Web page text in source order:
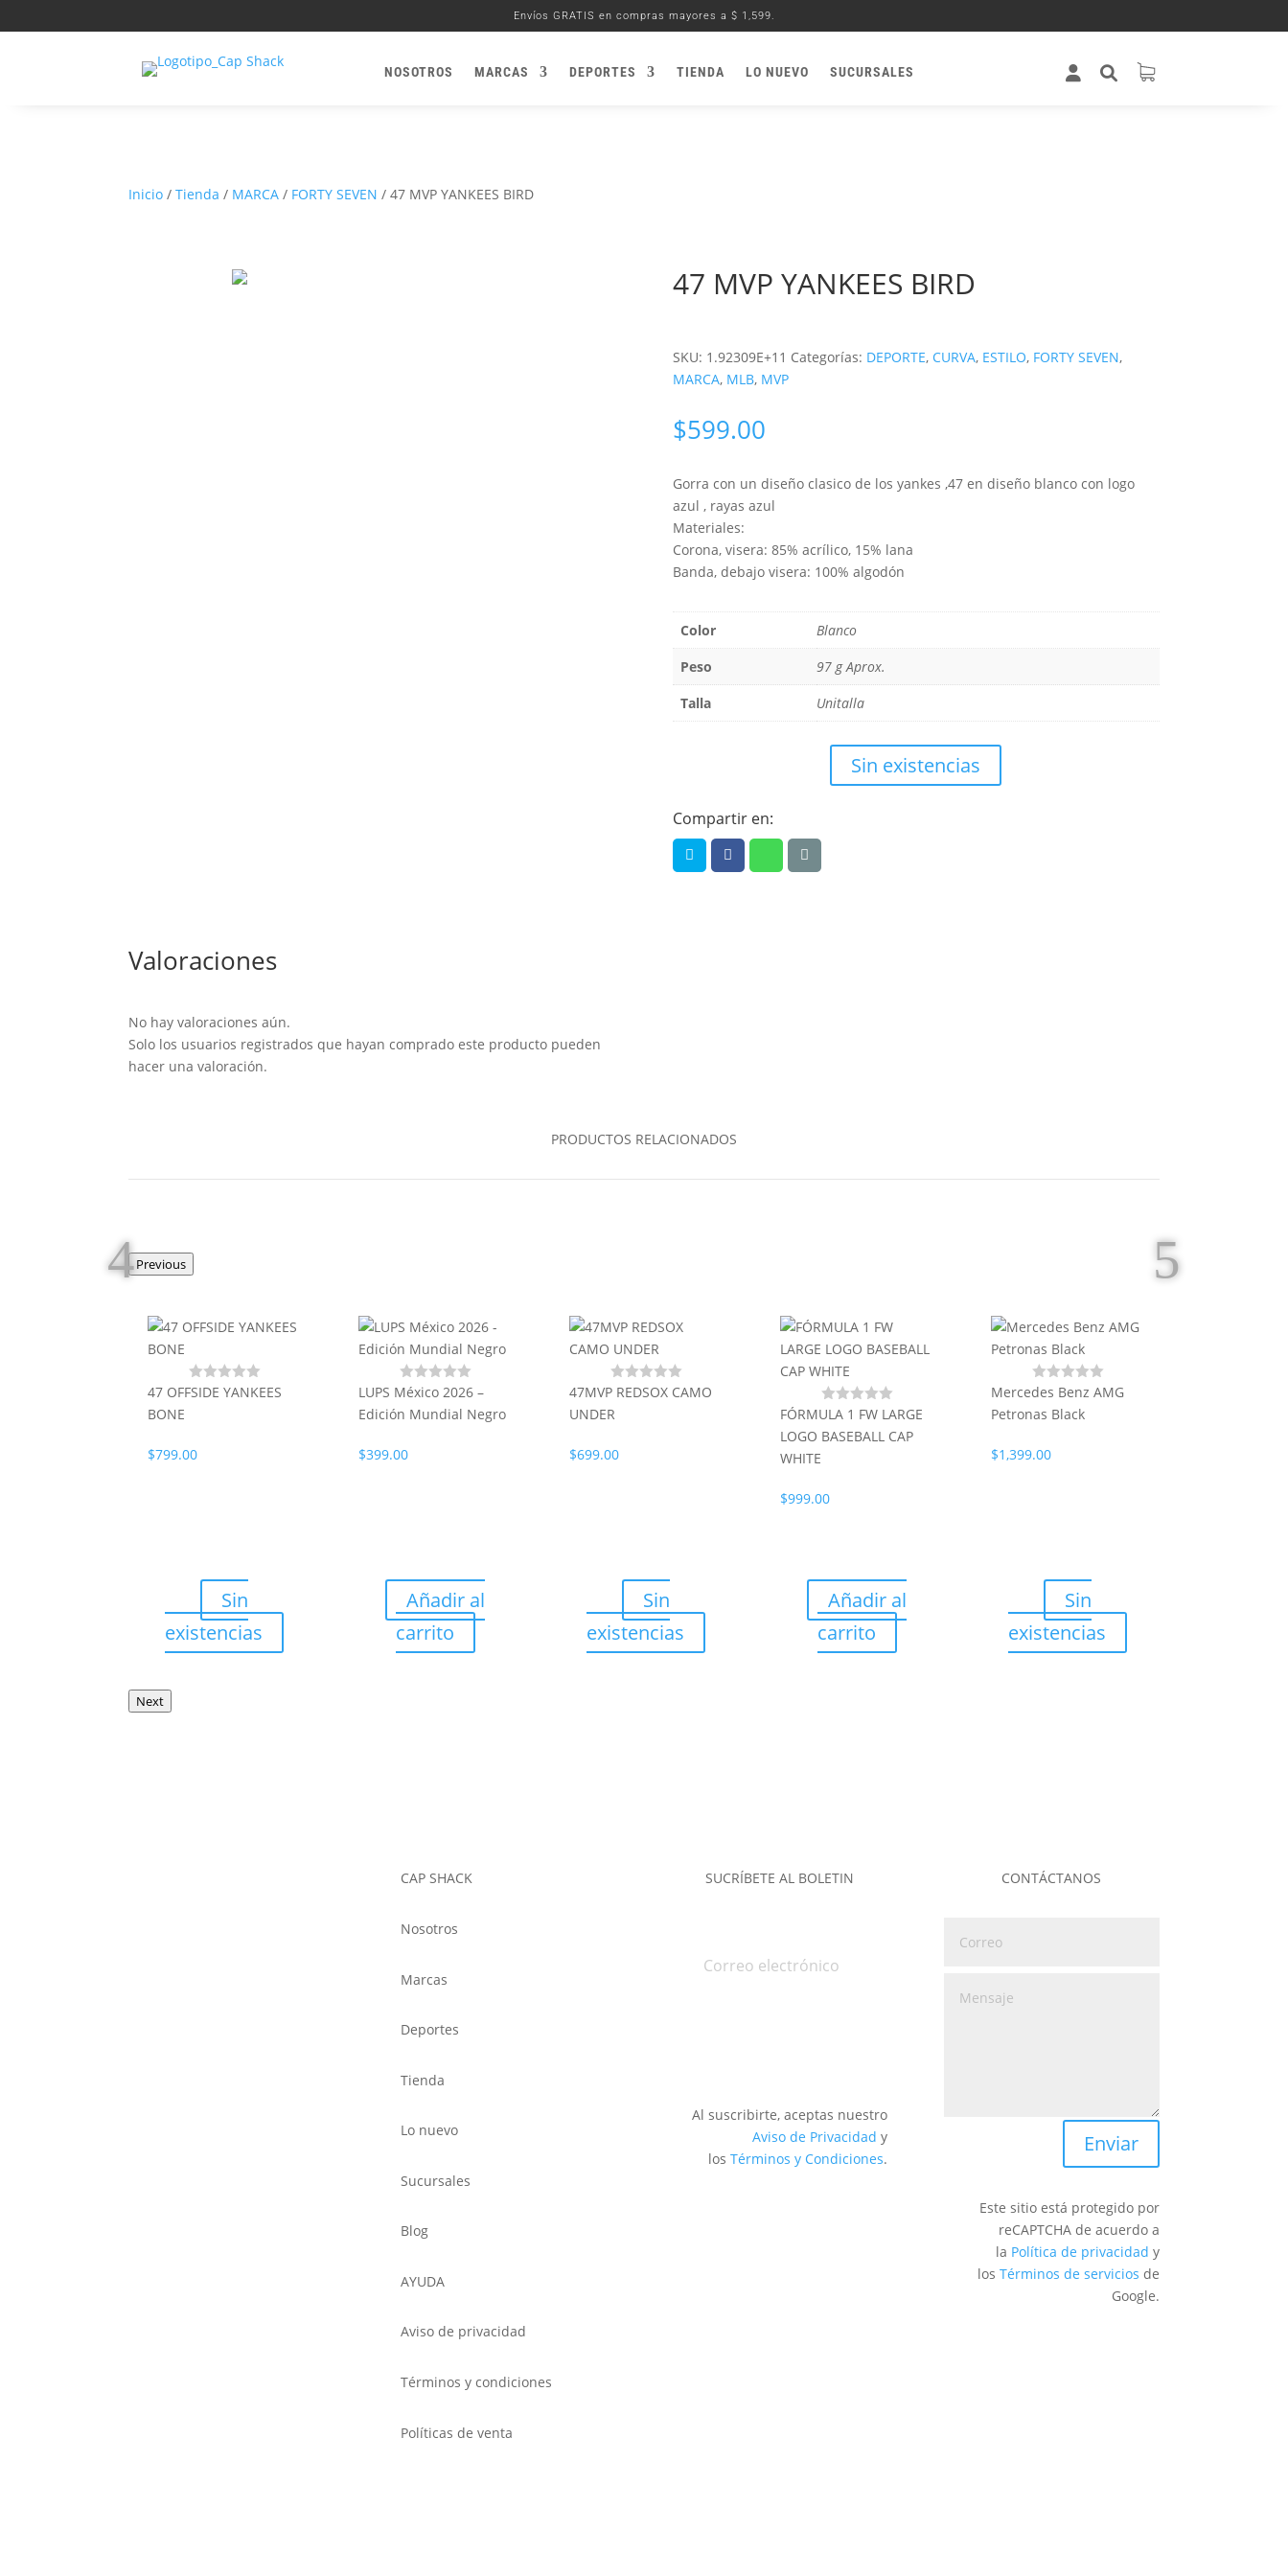
Envíos GRATIS en compras mayores a $ 1,599.
NOSOTROS MARCAS DEPORTES TIENDA LO NUEVO SUCURSALES
Inicio /Tienda / MARCA / FORTY SEVEN /47 MVP YANKEES BIRD
47 MVP YANKEES BIRD
SKU: 1.92309E+11 Categorías: DEPORTE, CURVA, ESTILO, FORTY SEVEN,
MARCA, MLB, MVP
$599.00
Gorra con un diseño clasico de los yankes ,47 en diseño blanco con logo
azul , rayas azul
Materiales:
Corona, visera: 85% acrílico, 15% lana
Banda, debajo visera: 100% algodón
Color
Blanco
Peso
97 g Aprox.
Talla
Unitalla
Sin existencias
Compartir en:
Valoraciones
No hay valoraciones aún.
Solo los usuarios registrados que hayan comprado este producto pueden
hacer una valoración.
PRODUCTOS RELACIONADOS
Previous
47 OFFSIDE YANKEES
BONE
$799.00
Sin
existencias
LUPS México 2026 –
Edición Mundial Negro
$399.00
Añadir al
carrito
47MVP REDSOX CAMO
UNDER
$699.00
Sin
existencias
FÓRMULA 1 FW LARGE
LOGO BASEBALL CAP
WHITE
$999.00
Añadir al
carrito
Mercedes Benz AMG
Petronas Black
$1,399.00
Sin
existencias
Next
CAP SHACK
Nosotros
Marcas
Deportes
Tienda
Lo nuevo
Sucursales
Blog
AYUDA
Aviso de privacidad
Términos y condiciones
Políticas de venta
SUCRÍBETE AL BOLETIN
Al suscribirte, aceptas nuestro
Aviso de Privacidad y
los Términos y Condiciones.
CONTÁCTANOS
Enviar
Este sitio está protegido por
reCAPTCHA de acuerdo a
la Política de privacidad y
los Términos de servicios de
Google.